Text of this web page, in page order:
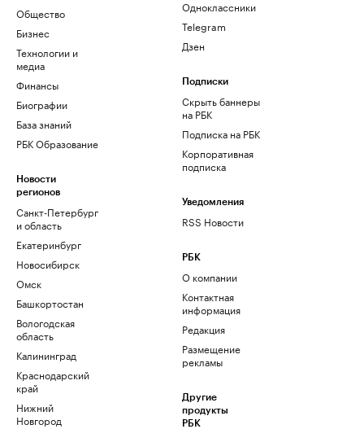
Общество
Бизнес
Технологии и
медиа
Финансы
Биографии
База знаний
РБК Образование
Новости
регионов
Санкт-Петербург
и область
Екатеринбург
Новосибирск
Омск
Башкортостан
Вологодская
область
Калининград
Краснодарский
край
Нижний
Новгород
Одноклассники
Telegram
Дзен
Подписки
Скрыть баннеры
на РБК
Подписка на РБК
Корпоративная
подписка
Уведомления
RSS Новости
РБК
О компании
Контактная
информация
Редакция
Размещение
рекламы
Другие
продукты
РБК